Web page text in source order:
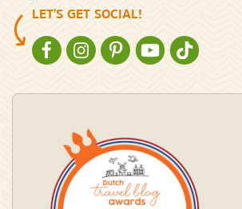
LET'S GET SOCIAL!
NATURESCANNER OP FACEBOOK
NATURESCANNER OP INSTAGRAM
NATURESCANNER OP
NATURESCANNER